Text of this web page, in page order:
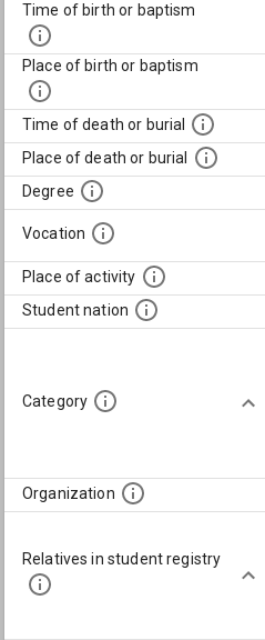
Time of birth or baptism
Place of birth or baptism
Time of death or burial
Place of death or burial
Degree
Vocation
Place of activity
Student nation
Category
Organization
Relatives in student registry